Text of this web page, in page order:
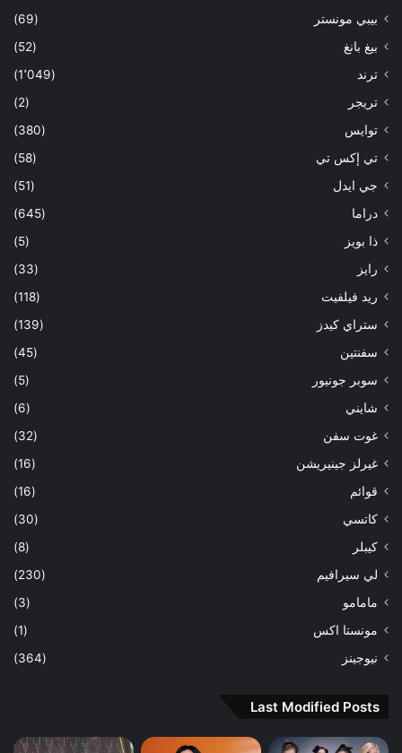
بيبي مونستر
(69)
بيغ بانغ
(52)
ترند
(1٬049)
تريجر
(2)
توايس
(380)
تي إكس تي
(58)
جي ايدل
(51)
دراما
(645)
ذا بويز
(5)
رايز
(33)
ريد فيلفيت
(118)
ستراي كيدز
(139)
سفنتين
(45)
سوبر جونيور
(5)
شايني
(6)
غوت سفن
(32)
غيرلز جينيريشن
(16)
قوائم
(16)
كاتسي
(30)
كيبلر
(8)
لي سيرافيم
(230)
مامامو
(3)
مونستا اكس
(1)
نيوجينز
(364)
Last Modified Posts